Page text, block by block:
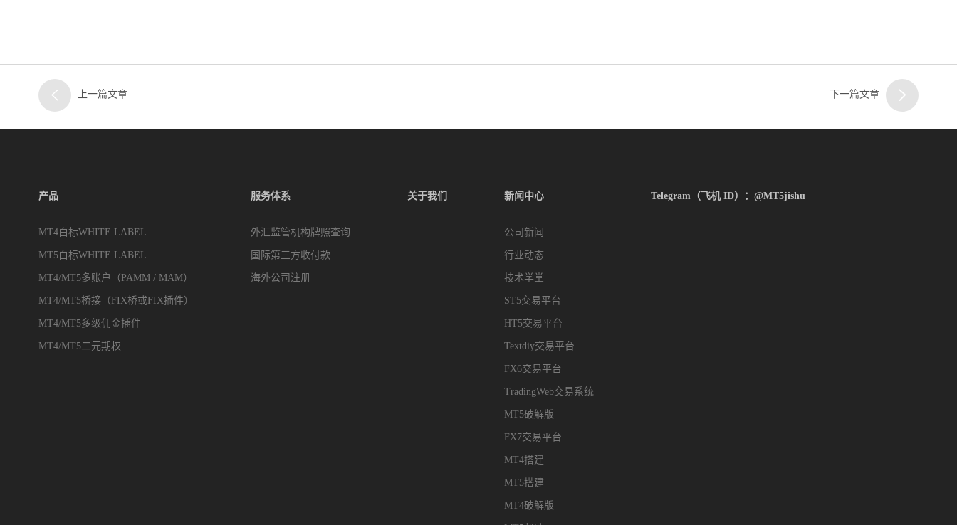
上一篇文章 下一篇文章
产品
MT4白标WHITE LABEL
MT5白标WHITE LABEL
MT4/MT5多账户（PAMM / MAM）
MT4/MT5桥接（FIX桥或FIX插件）
MT4/MT5多级佣金插件
MT4/MT5二元期权
服务体系
外汇监管机构牌照查询
国际第三方收付款
海外公司注册
关于我们 新闻中心
公司新闻
行业动态
技术学堂
ST5交易平台
HT5交易平台
Textdiy交易平台
FX6交易平台
TradingWeb交易系统
MT5破解版
FX7交易平台
MT4搭建
MT5搭建
MT4破解版
Telegram（飞机 ID）：@MT5jishu